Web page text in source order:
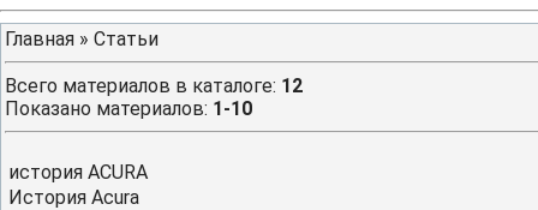
Главная » Статьи
Всего материалов в каталоге: 12
Показано материалов: 1-10
история ACURA
История Acura